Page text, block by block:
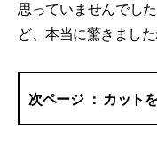
思っていませんでし
ど、本当に驚きました
カット